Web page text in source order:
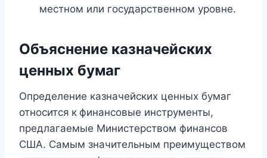
местном или государственном уровне.
Объяснение казначейских
ценных бумаг
Определение казначейских ценных бумаг
относится к финансовые инструменты,
предлагаемые Министерством финансов
США. Самым значительным преимуществом